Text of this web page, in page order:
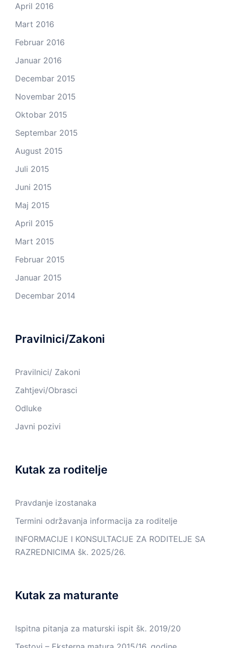
April 2016
Mart 2016
Februar 2016
Januar 2016
Decembar 2015
Novembar 2015
Oktobar 2015
Septembar 2015
August 2015
Juli 2015
Juni 2015
Maj 2015
April 2015
Mart 2015
Februar 2015
Januar 2015
Decembar 2014
Pravilnici/Zakoni
Pravilnici/ Zakoni
Zahtjevi/Obrasci
Odluke
Javni pozivi
Kutak za roditelje
Pravdanje izostanaka
Termini održavanja informacija za roditelje
INFORMACIJE I KONSULTACIJE ZA RODITELJE SA
RAZREDNICIMA šk. 2025/26.
Kutak za maturante
Ispitna pitanja za maturski ispit šk. 2019/20